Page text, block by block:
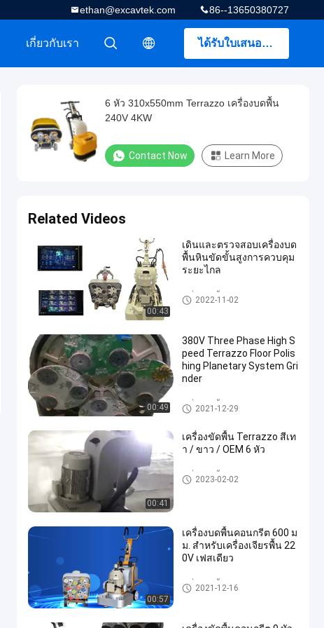
86--13650380727
ethan@excavtek.com
ได้รับใบเสนอราคา
เกี่ยวกับเรา
6 หัว 310x550mm Terrazzo เครื่องบดพื้น
240V 4KW
Contact Now Learn More
Related Videos
00:43
เดินและตรวจสอบเครื่องบด
พื้นหินขัดขั้นสูงการควบคุม
ระยะไกล
เครื่องขัดพื้น Terrazzo
2022-11-02
00:49
380V Three Phase High S
peed Terrazzo Floor Polis
hing Planetary System Gri
nder
เครื่องขัดพื้น Terrazzo
2021-12-29
00:41
เครื่องขัดพื้น Terrazzo สีเท
า / ขาว / OEM 6 หัว
เครื่องขัดพื้น Terrazzo
2023-02-02
00:57
เครื่องบดพื้นคอนกรีต 600 ม
ม. สำหรับเครื่องเจียรพื้น 22
0V เฟสเดียว
เครื่องขัดพื้น Terrazzo
2021-12-16